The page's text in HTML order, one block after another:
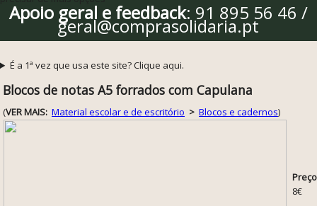
Apoio geral e feedback: 91 895 56 46 /
geral@comprasolidaria.pt
É a 1ª vez que usa este site? Clique aqui.
Blocos de notas A5 forrados com Capulana
(VER MAIS: Material escolar e de escritório > Blocos e cadernos)
8€